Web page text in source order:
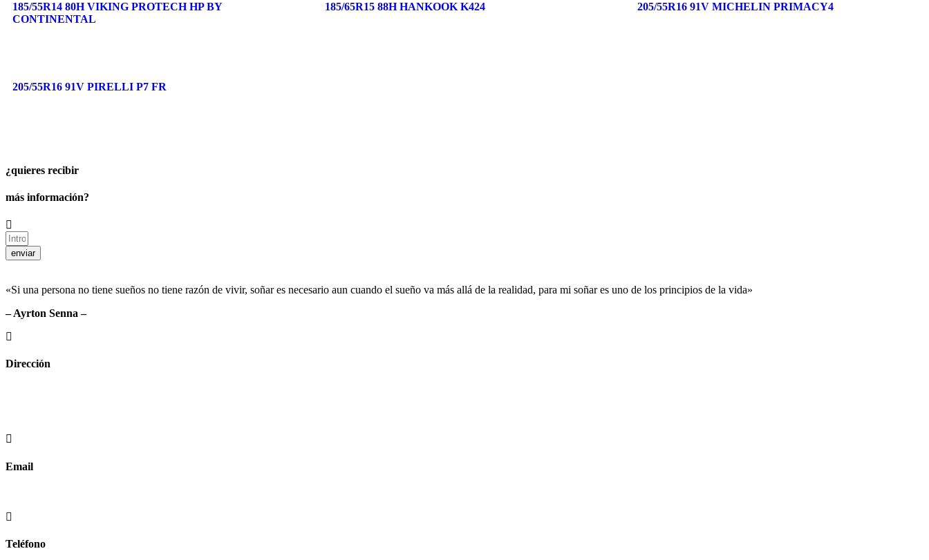
185/55R14 80H VIKING PROTECH HP BY
CONTINENTAL
185/65R15 88H HANKOOK K424 205/55R16 91V MICHELIN PRIMACY4
205/55R16 91V PIRELLI P7 FR
¿quieres recibir
más información?
enviar
«Si una persona no tiene sueños no tiene razón de vivir, soñar es necesario aun cuando el sueño va más allá de la realidad, para mi soñar es uno de los principios de la vida»
– Ayrton Senna –
Dirección
Email
Teléfono